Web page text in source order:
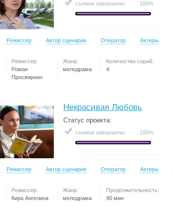
съемки завершены 100%
Режиссер Автор сценария Оператор Актеры
Режиссер:
Роман
Просвирнин
Жанр:
мелодрама
Количество серий:
4
Некрасивая Любовь
Статус проекта:
съемки завершены 100%
Режиссер Автор сценария Оператор Актеры
Режиссер:
Кира Ангелина
Жанр:
мелодрама
Продолжительность:
90 мин